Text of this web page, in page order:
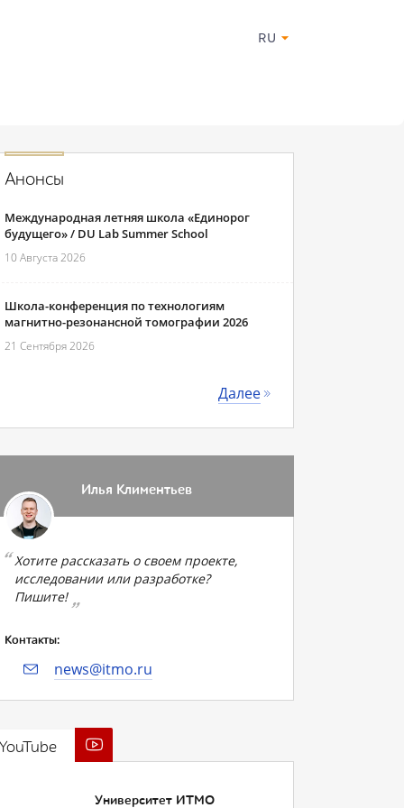
RU
Анонсы
Международная летняя школа «Единорог
будущего» / DU Lab Summer School
10 Августа 2026
Школа-конференция по технологиям
магнитно-резонансной томографии 2026
21 Сентября 2026
Далее
Илья Климентьев
Хотите рассказать о своем проекте,
исследовании или разработке?
Пишите!
Контакты:
news@itmo.ru
Университет ИТМО